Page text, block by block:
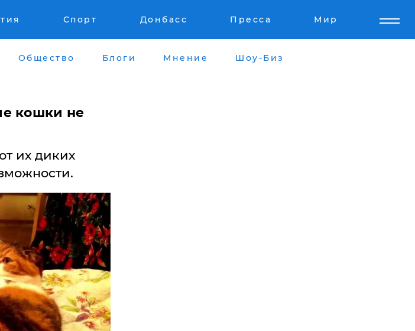
Спорт Донбасс Пресса Мир
Общество Блоги Мнение Шоу-Биз
кошки не
их диких